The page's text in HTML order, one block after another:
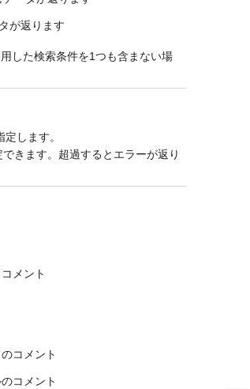
が返ります
した検索条件を1つも含まない場
します。
きます。超過するとエラーが返り
メント
コメント
コメント